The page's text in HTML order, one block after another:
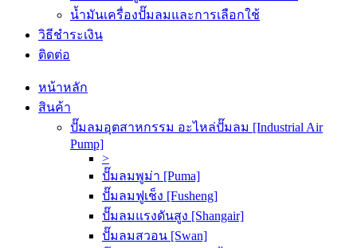
น้ำมันเครื่องปั๊มลมและการเลือกใช้
วิธีชำระเงิน
ติดต่อ
หน้าหลัก
สินค้า
ปั๊มลมอุตสาหกรรม อะไหล่ปั๊มลม [Industrial Air
Pump]
>
ปั๊มลมพูม่า [Puma]
ปั๊มลมฟูเช็ง [Fusheng]
ปั๊มลมแรงดันสูง [Shangair]
ปั๊มลมสวอน [Swan]